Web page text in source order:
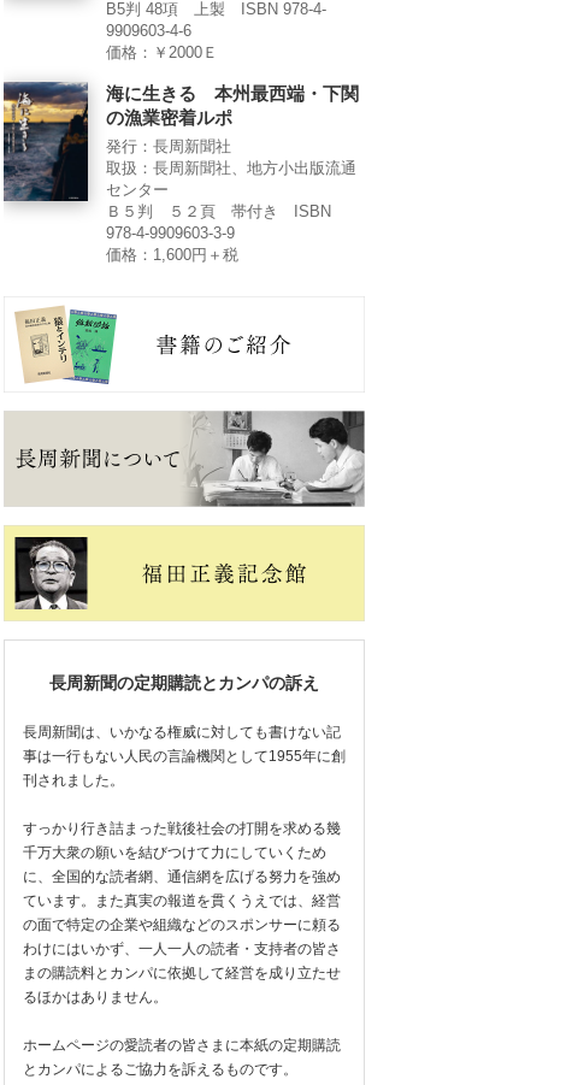
B5判 48項 上製 ISBN 978-4-
9909603-4-6
価格：￥2000Ｅ
海に生きる 本州最西端・下関
の漁業密着ルポ
発行：長周新聞社
取扱：長周新聞社、地方小出版流通
センター
Ｂ５判 ５２頁 帯付き ISBN
978-4-9909603-3-9
価格：1,600円＋税
長周新聞の定期購読とカンパの訴え
長周新聞は、いかなる権威に対しても書けない記
事は一行もない人民の言論機関として1955年に創
刊されました。
すっかり行き詰まった戦後社会の打開を求める幾
千万大衆の願いを結びつけて力にしていくため
に、全国的な読者網、通信網を広げる努力を強め
ています。また真実の報道を貫くうえでは、経営
の面で特定の企業や組織などのスポンサーに頼る
わけにはいかず、一人一人の読者・支持者の皆さ
まの購読料とカンパに依拠して経営を成り立たせ
るほかはありません。
ホームページの愛読者の皆さまに本紙の定期購読
とカンパによるご協力を訴えるものです。